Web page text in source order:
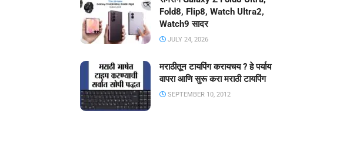
Fold8, Flip8, Watch Ultra2,
Watch9 सादर
JULY 24, 2026
मराठीतून टायपिंग करायचय ? हे पर्याय
वापरा आणि सुरू करा मराठी टायपिंग
SEPTEMBER 10, 2012